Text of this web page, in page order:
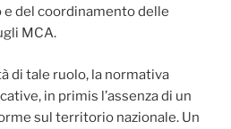
del coordinamento delle
MCA.
di tale ruolo, la normativa
in primis l’assenza di un
sul territorio nazionale. Un